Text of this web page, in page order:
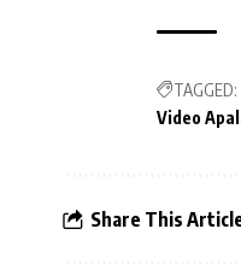
TAGGED:
Video
Share This